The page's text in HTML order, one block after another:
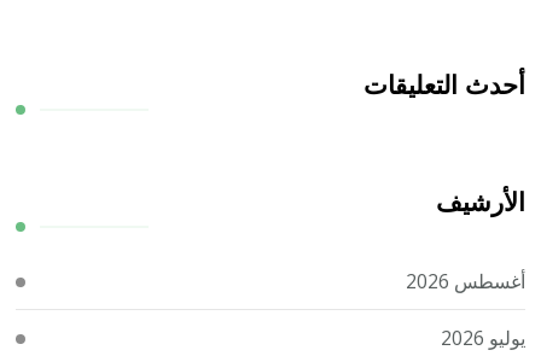
أحدث التعليقات
الأرشيف
أغسطس 2026
يوليو 2026